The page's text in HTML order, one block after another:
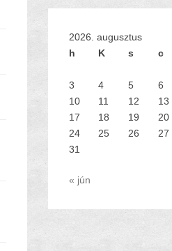
2026. augusztus
h
K s c
3
4 5 6
10
11 12 13
17
18 19 20
24
25 26 27
31
« jún